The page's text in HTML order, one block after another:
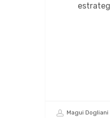
Magui Dogliani